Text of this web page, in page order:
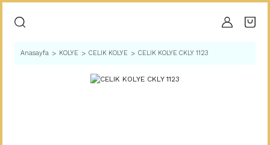
Anasayfa KOLYE CELIK KOLYE CELIK KOLYE CKLY 1123